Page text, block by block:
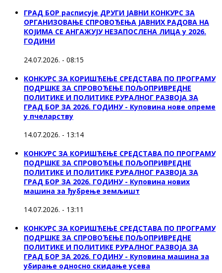
ГРАД БОР расписује ДРУГИ ЈАВНИ КОНКУРС ЗА
ОРГАНИЗОВАЊЕ СПРОВОЂЕЊА ЈАВНИХ РАДОВА НА
КОЈИМА СЕ АНГАЖУЈУ НЕЗАПОСЛЕНА ЛИЦА у 2026.
ГОДИНИ
24.07.2026. - 08:15
КОНКУРС ЗА КОРИШЋЕЊЕ СРЕДСТАВА ПО ПРОГРАМУ
ПОДРШКЕ ЗА СПРОВОЂЕЊЕ ПОЉОПРИВРЕДНЕ
ПОЛИТИКЕ И ПОЛИТИКЕ РУРАЛНОГ РАЗВОЈА ЗА
ГРАД БОР ЗА 2026. ГОДИНУ - Куповина нове опреме
у пчеларству
14.07.2026. - 13:14
КОНКУРС ЗА КОРИШЋЕЊЕ СРЕДСТАВА ПО ПРОГРАМУ
ПОДРШКЕ ЗА СПРОВОЂЕЊЕ ПОЉОПРИВРЕДНЕ
ПОЛИТИКЕ И ПОЛИТИКЕ РУРАЛНОГ РАЗВОЈА ЗА
ГРАД БОР ЗА 2026. ГОДИНУ - Куповина нових
машина за ђубрење земљишт
14.07.2026. - 13:11
КОНКУРС ЗА КОРИШЋЕЊЕ СРЕДСТАВА ПО ПРОГРАМУ
ПОДРШКЕ ЗА СПРОВОЂЕЊЕ ПОЉОПРИВРЕДНЕ
ПОЛИТИКЕ И ПОЛИТИКЕ РУРАЛНОГ РАЗВОЈА ЗА
ГРАД БОР ЗА 2026. ГОДИНУ - Куповинa машина за
убирање односно скидање усева